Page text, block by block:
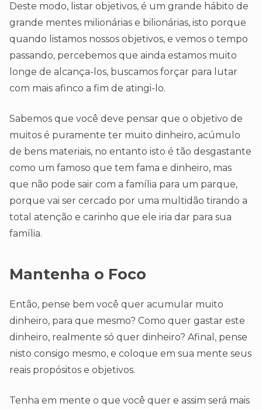
Deste modo, listar objetivos, é um grande hábito de
grande mentes milionárias e bilionárias, isto porque
quando listamos nossos objetivos, e vemos o tempo
passando, percebemos que ainda estamos muito
longe de alcança-los, buscamos forçar para lutar
com mais afinco a fim de atingi-lo.
Sabemos que você deve pensar que o objetivo de
muitos é puramente ter muito dinheiro, acúmulo
de bens materiais, no entanto isto é tão desgastante
como um famoso que tem fama e dinheiro, mas
que não pode sair com a família para um parque,
porque vai ser cercado por uma multidão tirando a
total atenção e carinho que ele iria dar para sua
família.
Mantenha o Foco
Então, pense bem você quer acumular muito
dinheiro, para que mesmo? Como quer gastar este
dinheiro, realmente só quer dinheiro? Afinal, pense
nisto consigo mesmo, e coloque em sua mente seus
reais propósitos e objetivos.
Tenha em mente o que você quer e assim será mais